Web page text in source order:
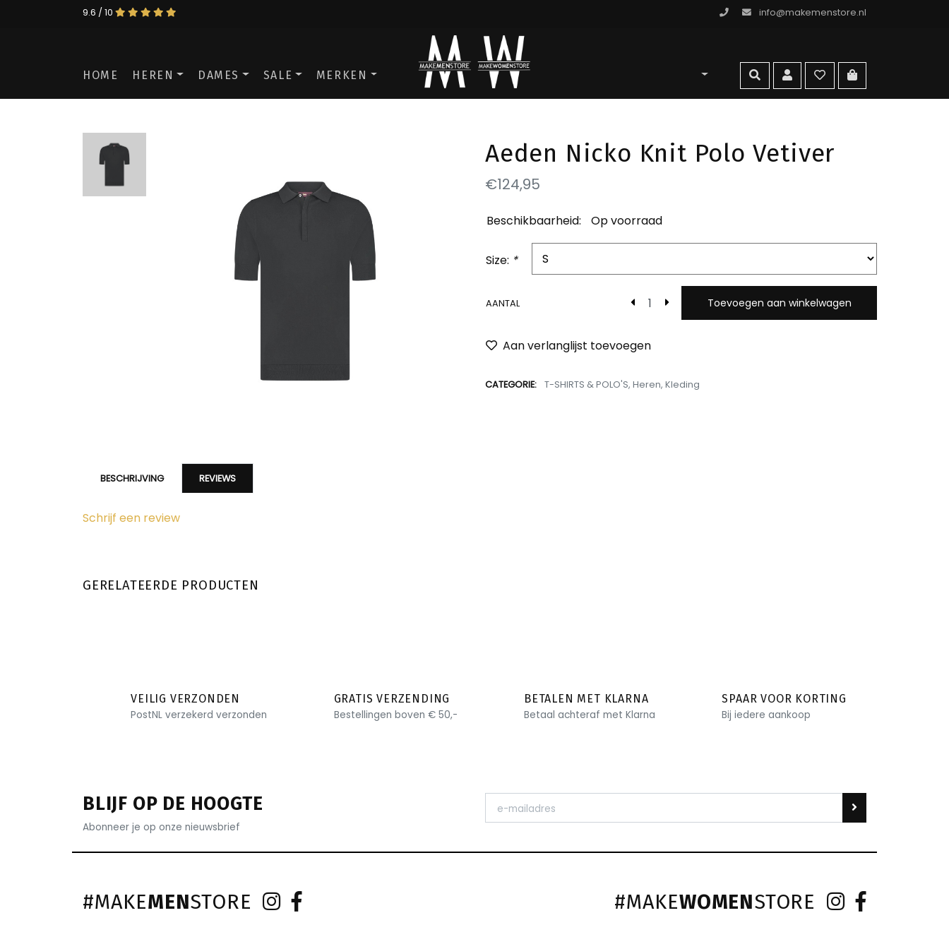
9.6 / 10 info@makemenstore.nl
ga naar de men store
HOME HEREN DAMES SALE MERKEN zoekenaccountwishlistga naar
Aeden Nicko Knit Polo Vetiver
€124,95
Beschikbaarheid: Op voorraad
Size: *
AANTAL Toevoegen aan winkelwagen
Aan verlanglijst toevoegen
CATEGORIE: T-SHIRTS & POLO'S, Heren, Kleding
BESCHRIJVING REVIEWS
Schrijf een review
GERELATEERDE PRODUCTEN
VEILIG VERZONDEN
PostNL verzekerd verzonden
GRATIS VERZENDING
Bestellingen boven € 50,-
BETALEN MET KLARNA
Betaal achteraf met Klarna
SPAAR VOOR KORTING
Bij iedere aankoop
BLIJF OP DE HOOGTE
Abonneer je op onze nieuwsbrief
#MAKEMENSTORE #MAKEWOMENSTORE